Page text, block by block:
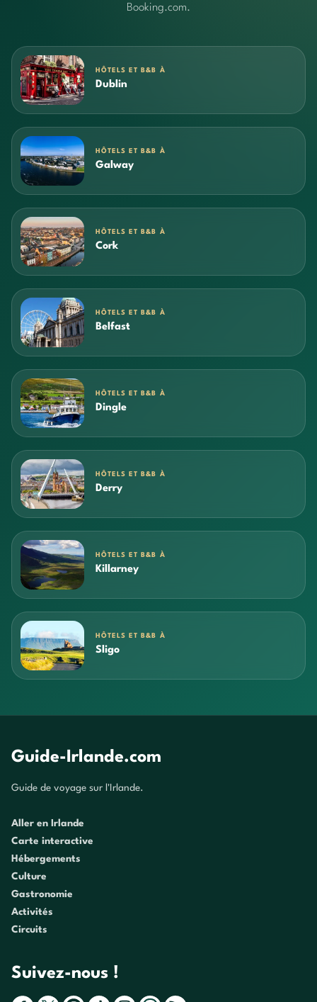
Booking.com.
HÔTELS ET B&B À
Dublin
HÔTELS ET B&B À
Galway
HÔTELS ET B&B À
Cork
HÔTELS ET B&B À
Belfast
HÔTELS ET B&B À
Dingle
HÔTELS ET B&B À
Derry
HÔTELS ET B&B À
Killarney
HÔTELS ET B&B À
Sligo
Guide-Irlande.com
Guide de voyage sur l'Irlande.
Aller en Irlande
Carte interactive
Hébergements
Culture
Gastronomie
Activités
Circuits
Suivez-nous !